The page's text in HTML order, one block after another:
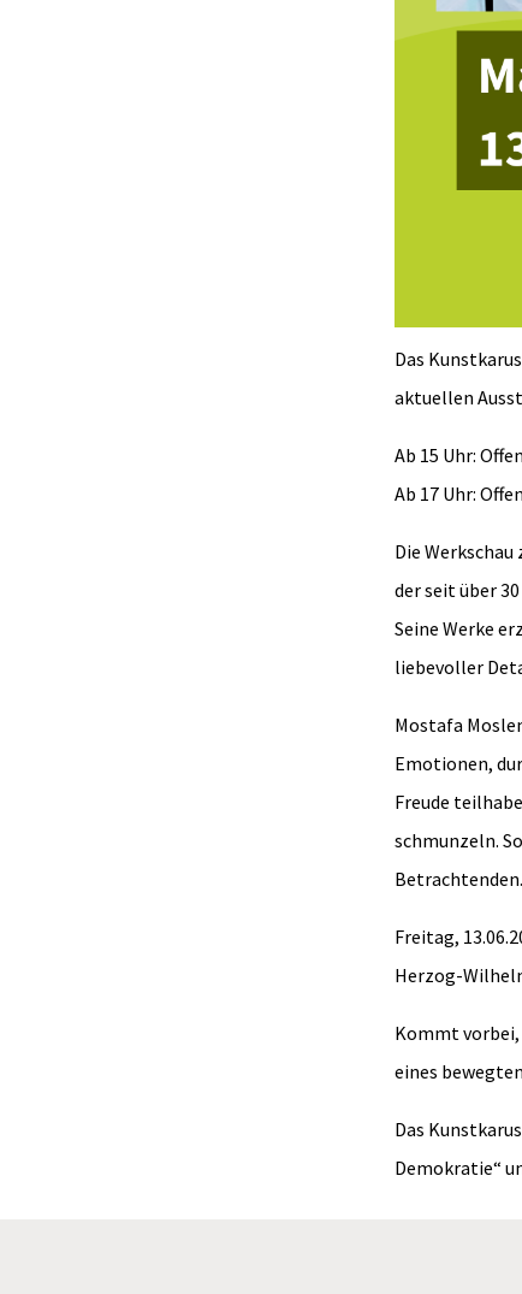
Das
aktuellen
Ab 15 Uhr:
Ab 17 Uhr:
Die
der seit über
Seine Werke
liebevoller
Mostafa
Emotionen,
Freude
schmunzeln.
Betrachtenden.
Freitag,
Herzog-
Kommt
eines
Das
Demokratie“